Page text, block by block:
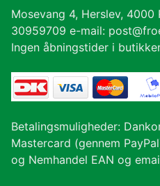
Mosevang 4, Herslev, 4000
30959709 e-mail:
Ingen åbningstider i
Betalingsmuligheder:
Mastercard (gennem
og Nemhandel EAN og